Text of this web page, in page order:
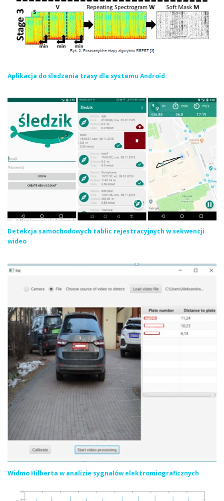
Aplikacja do śledzenia trasy dla systemu Android
Detekcja samochodowych tablic rejestracyjnych w sekwencji
wideo
Widmo Hilberta w analizie sygnałów elektromiograficznych